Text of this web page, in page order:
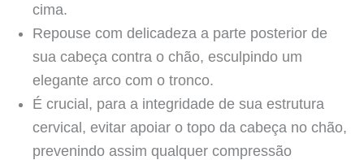
cima.
Repouse com delicadeza a parte posterior de
sua cabeça contra o chão, esculpindo um
elegante arco com o tronco.
É crucial, para a integridade de sua estrutura
cervical, evitar apoiar o topo da cabeça no chão,
prevenindo assim qualquer compressão